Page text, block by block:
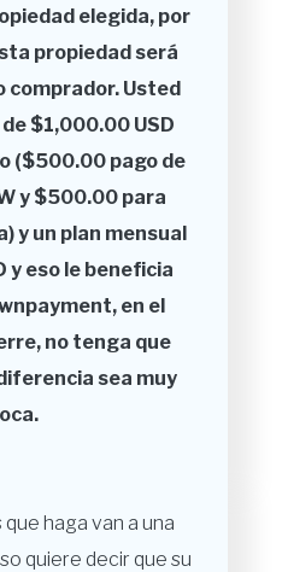
elegida, por
propiedad será
comprador. Usted
$1,000.00 USD
($500.00 pago de
y $500.00 para
y un plan mensual
y eso le beneficia
en el
no tenga que
sea muy
haga van a una
quiere decir que su